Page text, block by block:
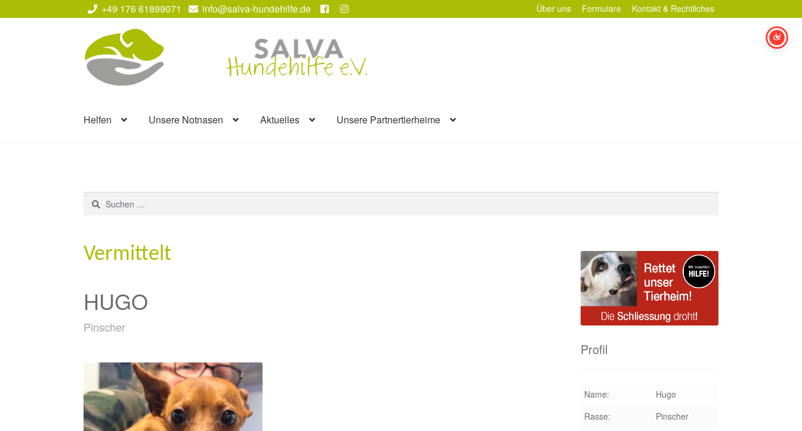
+49 176 61899071 info@salva-hundehilfe.de Über uns Formulare Kontakt & Rechtliches
Navigation
springen
Zum
Inhalt
springen
Helfen Unsere Notnasen Aktuelles Unsere Partnertierheime
Suchen
nach:
Vermittelt
HUGO
Pinscher
Profil
Name:
Hugo
Rasse:
Pinscher